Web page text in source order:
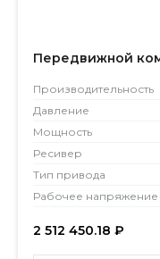
Передвижной
Производитель­ность
Давление
Мощность
Ресивер
Тип привода
Рабочее напряжение
2 512 450.18 ₽